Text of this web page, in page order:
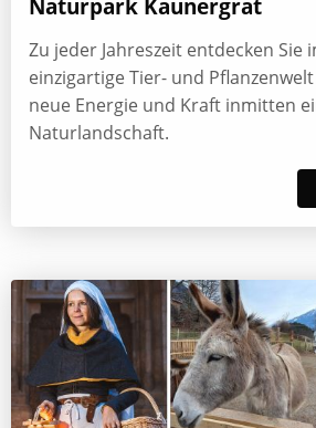
Naturpark Kaunergrat
Zu jeder Jahreszeit entdecken Sie
einzigartige Tier- und
neue Energie und Kraft inmitten
Naturlandschaft.